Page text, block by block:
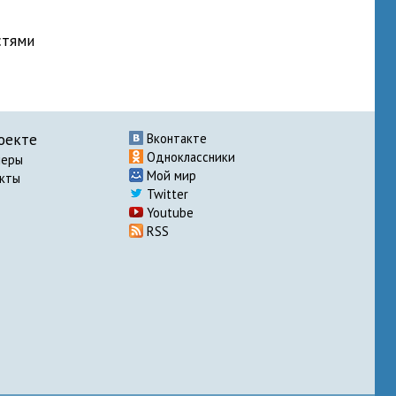
Вконтакте
Одноклассники
Мой мир
Twitter
Youtube
RSS